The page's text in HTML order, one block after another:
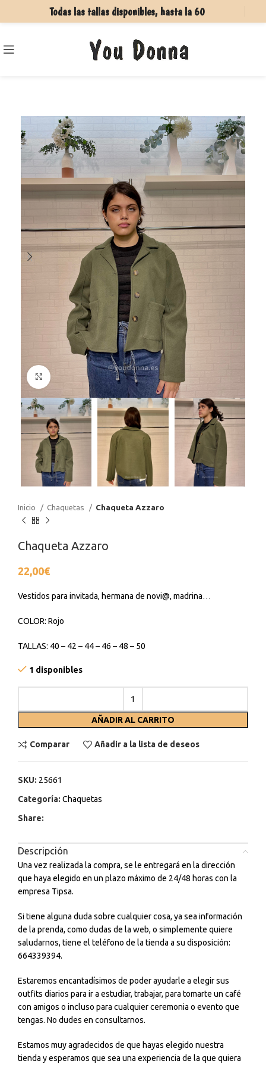
Todas las tallas disponibles, hasta la 60
Haga Click para agrandar
Inicio Chaquetas Chaqueta Azzaro
Chaqueta Azzaro
22,00€
Vestidos para invitada, hermana de novi@, madrina…
COLOR: Rojo
TALLAS: 40 – 42 – 44 – 46 – 48 – 50
1 disponibles
AÑADIR AL CARRITO
Comparar Añadir a la lista de deseos
SKU: 25661
Categoría: Chaquetas
Share:
Descripción
Una vez realizada la compra, se le entregará en la dirección
que haya elegido en un plazo máximo de 24/48 horas con la
empresa Tipsa.
Si tiene alguna duda sobre cualquier cosa, ya sea información
de la prenda, como dudas de la web, o simplemente quiere
saludarnos, tiene el teléfono de la tienda a su disposición:
664339394.
Estaremos encantadísimos de poder ayudarle a elegir sus
outfits diarios para ir a estudiar, trabajar, para tomarte un café
con amigos o incluso para cualquier ceremonia o evento que
tengas. No dudes en consultarnos.
Estamos muy agradecidos de que hayas elegido nuestra
tienda y esperamos que sea una experiencia de la que quiera